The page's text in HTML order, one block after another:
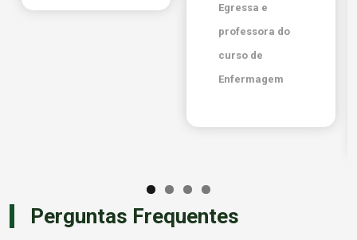
Egressa e
professora do
curso de
Enfermagem
Perguntas Frequentes